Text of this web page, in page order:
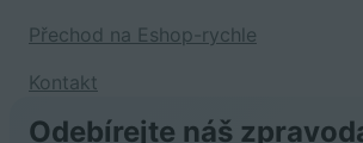
Přechod na Eshop-rychle
Kontakt
Odebírejte náš